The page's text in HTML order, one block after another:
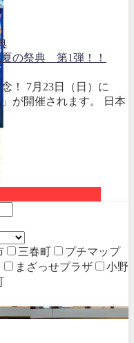
の祭典 第1弾！！
！ 7月23日（日）に
が開催されます。 日本
三春町
プチマップ
まざっせプラザ
小野